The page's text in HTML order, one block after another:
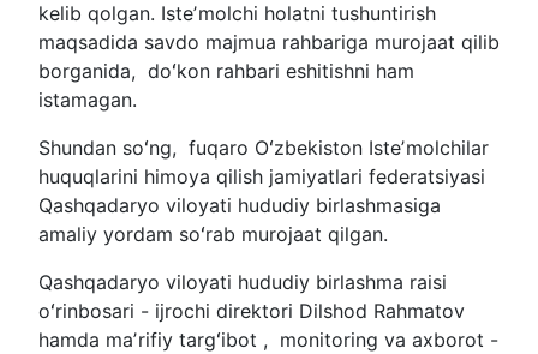
kelib qolgan. Isteʼmolchi holatni tushuntirish
maqsadida savdo majmua rahbariga murojaat qilib
borganida, doʻkon rahbari eshitishni ham
istamagan.
Shundan soʻng, fuqaro Oʻzbekiston Isteʼmolchilar
huquqlarini himoya qilish jamiyatlari federatsiyasi
Qashqadaryo viloyati hududiy birlashmasiga
amaliy yordam soʻrab murojaat qilgan.
Qashqadaryo viloyati hududiy birlashma raisi
oʻrinbosari - ijrochi direktori Dilshod Rahmatov
hamda maʼrifiy targʻibot , monitoring va axborot -